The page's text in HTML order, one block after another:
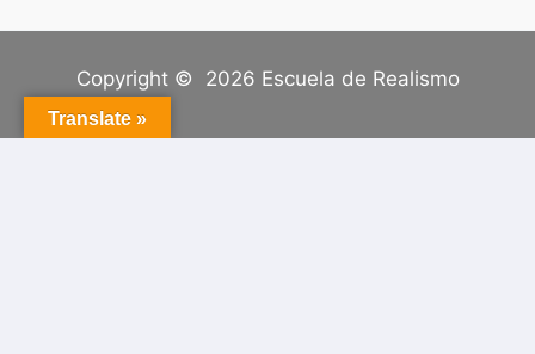
Copyright © 2026 Escuela de Realismo
Translate »